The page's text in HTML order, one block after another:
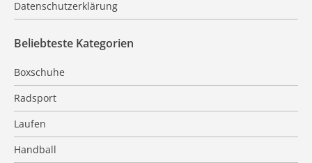
Datenschutzerklärung
Beliebteste Kategorien
Boxschuhe
Radsport
Laufen
Handball